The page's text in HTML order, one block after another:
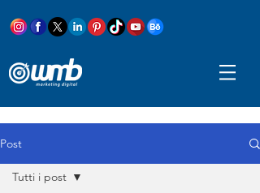
Post
Tutti i post